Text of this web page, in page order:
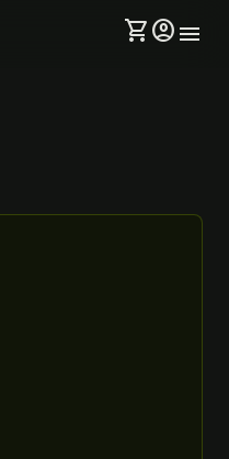
shopping_cartaccount_circlemenu